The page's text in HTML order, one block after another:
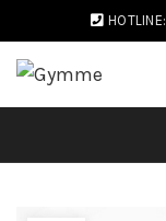
HOTLINE: